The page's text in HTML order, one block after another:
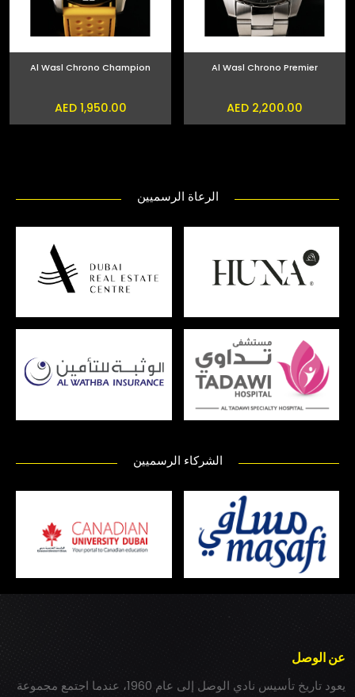
Al Wasl Chrono Premier
AED 2,200.00
Al Wasl Chrono Champion
AED 1,950.00
الرعاة الرسميين
الشركاء الرسميين
عن الوصل
يعود تاريخ تأسيس نادي الوصل إلى عام 1960، عندما اجتمع مجموعة